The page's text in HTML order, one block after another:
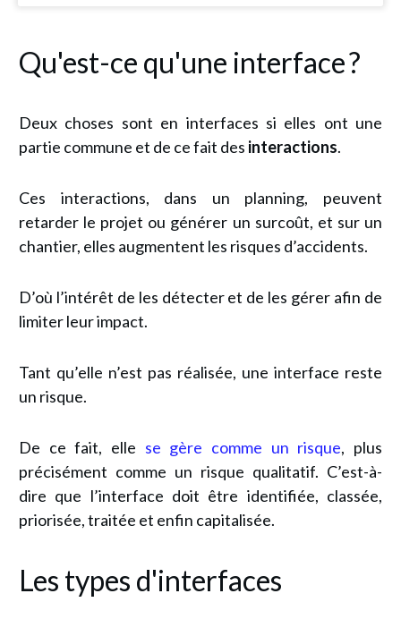
Qu'est-ce qu'une interface ?
Deux choses sont en interfaces si elles ont une
partie commune et de ce fait des interactions.
Ces interactions, dans un planning, peuvent
retarder le projet ou générer un surcoût, et sur un
chantier, elles augmentent les risques d’accidents.
D’où l’intérêt de les détecter et de les gérer afin de
limiter leur impact.
Tant qu’elle n’est pas réalisée, une interface reste
un risque.
De ce fait, elle se gère comme un risque, plus
précisément comme un risque qualitatif. C’est-à-
dire que l’interface doit être identifiée, classée,
priorisée, traitée et enfin capitalisée.
Les types d'interfaces